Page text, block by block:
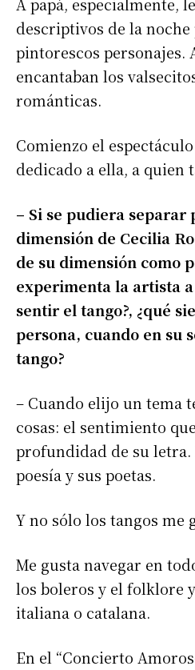
Nombre
Apellidos
A papá, especialmente,
descriptivos de la noche
pintorescos personajes.
encantaban los
románticas.
Comienzo el
dedicado a ella, a quien
– Si se pudiera
dimensión de Cecilia
de su dimensión como
experimenta la artista
sentir el tango?, ¿qué
persona, cuando en su
tango?
– Cuando elijo un tema
cosas: el sentimiento
profundidad de su
poesía y sus poetas.
Y no sólo los tangos me
Me gusta navegar en
los boleros y el folklore
italiana o catalana.
En el “Concierto